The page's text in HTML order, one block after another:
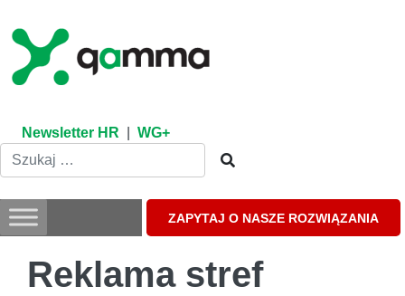
content
Newsletter HR WG+
ZAPYTAJ O NASZE ROZWIĄZANIA
Reklama stref